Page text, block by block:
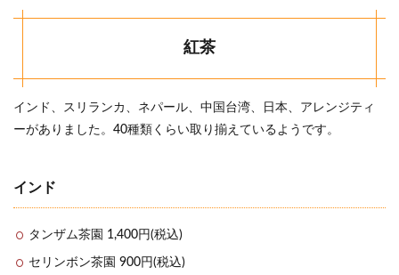
紅茶
インド、スリランカ、ネパール、中国台湾、日本、アレンジティ
ーがありました。40種類くらい取り揃えているようです。
インド
タンザム茶園 1,400円(税込)
セリンボン茶園 900円(税込)